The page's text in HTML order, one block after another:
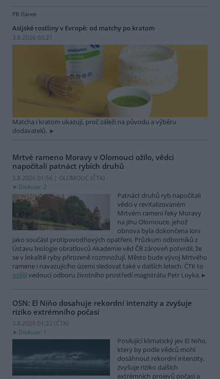
PR článek
Asijské rostliny v Evropě: od matchy po kratom
3.8.2026 03:21
Matcha i kratom ukazují, proč záleží na původu a výběru
dodavatelů.
Mrtvé rameno Moravy v Olomouci ožilo, vědci
napočítali patnáct rybích druhů
3.8.2026 01:56 | OLOMOUC (ČTK)
Diskuse: 2
Patnáct druhů ryb napočítali
vědci v revitalizovaném
Mrtvém rameni řeky Moravy
na jihu Olomouce, jehož
obnova byla dokončena loni
jako součást protipovodňových opatření. Průzkum odborníků z
Ústavu biologie obratlovců Akademie věd ČR zároveň potvrdil, že
se v lokalitě ryby přirozeně rozmnožují. Město bude vývoj Mrtvého
ramene i navazujícího území sledovat také v dalších letech. ČTK to
sdělil vedoucí odboru životního prostředí magistrátu Petr Loyka.
OSN: El Niňo dosahuje rekordní intenzity a zvyšuje
riziko extrémního počasí
3.8.2026 01:22 (ČTK)
Diskuse: 1
Posilující klimatický jev El Niňo,
který by podle vědců mohl
dosáhnout rekordní intenzity,
zvyšuje riziko dalších
extrémních projevů počasí a